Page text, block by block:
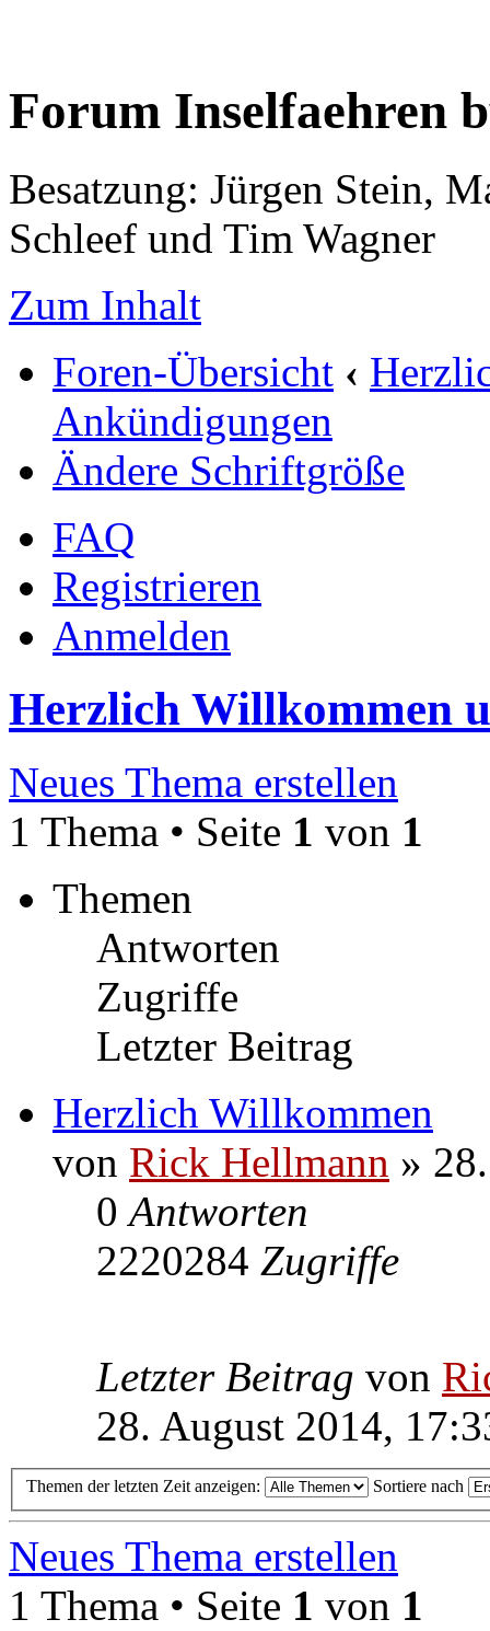
Forum Inselfaehren
Besatzung: Jürgen Stein,
Schleef und Tim Wagner
Zum Inhalt
Foren-Übersicht ‹
Ankündigungen
Ändere Schriftgröße
FAQ
Registrieren
Anmelden
Herzlich Willkommen
Neues Thema erstellen
1 Thema • Seite 1 von 1
Themen
Antworten
Zugriffe
Letzter Beitrag
Herzlich Willkommen
von Rick Hellmann »
0Antworten
2220284 Zugriffe
Letzter Beitrag von
28. August 2014,
Themen der letzten Zeit anzeigen: Sortiere nach
Neues Thema erstellen
1 Thema • Seite 1 von 1